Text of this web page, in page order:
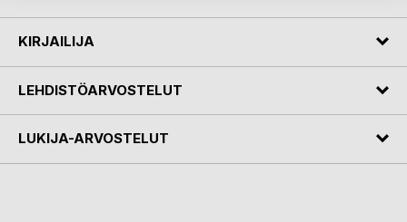
KIRJAILIJA
LEHDISTÖARVOSTELUT
LUKIJA-ARVOSTELUT